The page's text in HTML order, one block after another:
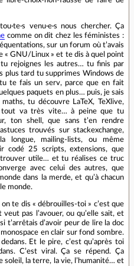
venu·e·s nous chercher. Ça
comme on dit chez les féministes :
sur un forum où t’avais
« GNU/Linux » et te dis à quel point
rejoignes les autres… tu finis par
tard tu supprimes Windows de
te fais un serv, parce que en fait
paquets en plus… puis, je sais
tu découvre LaTeX, TeXlive,
tout va très vite… à peine que tu
ton shell, que sans t’en rendre
trouvés sur stackexchange,
longue, mailing-lists, ou même
codé 25 scripts, extensions, que
trouver utile… et tu réalises ce truc
avec celui des autres, que
dans la merde, et qu’à chacun
monde.
te dis « débrouilles-toi » c’est que
pas l’avouer, ou qu’elle sait, et
t’arrêtais d’avoir peur de lire la doc
en clair sur fond sombre.
Et le pire, c’est qu’après toi
C’est viral. Ça se répend. Ça
soleil, la terre, la vie, l’humanité… et